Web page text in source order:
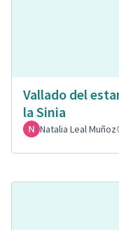
Vallado del
la Sinia
Natalia Leal Muñoz